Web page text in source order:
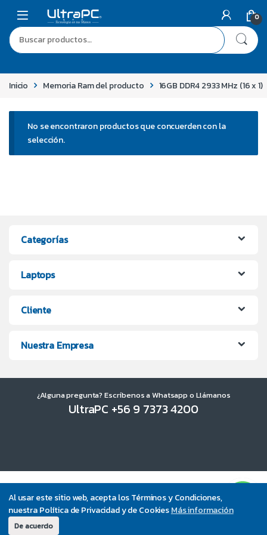
Al usar este sitio web, acepta los Términos y Condiciones,
nuestra Política de Privacidad y de CookiesMás información
De acuerdo
0
Inicio Memoria Ram del producto 16GB DDR4 2933 MHz (16 x 1)
No se encontraron productos que concuerden con la
selección.
Categorías
Laptops
Cliente
Nuestra Empresa
¿Alguna pregunta? Escríbenos a Whatsapp o Llámanos
UltraPC +56 9 7373 4200